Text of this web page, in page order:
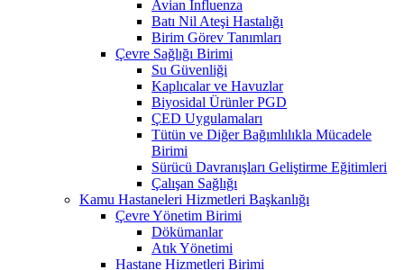
Avian İnfluenza
Batı Nil Ateşi Hastalığı
Birim Görev Tanımları
Çevre Sağlığı Birimi
Su Güvenliği
Kaplıcalar ve Havuzlar
Biyosidal Ürünler PGD
ÇED Uygulamaları
Tütün ve Diğer Bağımlılıkla Mücadele
Birimi
Sürücü Davranışları Geliştirme Eğitimleri
Çalışan Sağlığı
Kamu Hastaneleri Hizmetleri Başkanlığı
Çevre Yönetim Birimi
Dökümanlar
Atık Yönetimi
Hastane Hizmetleri Birimi